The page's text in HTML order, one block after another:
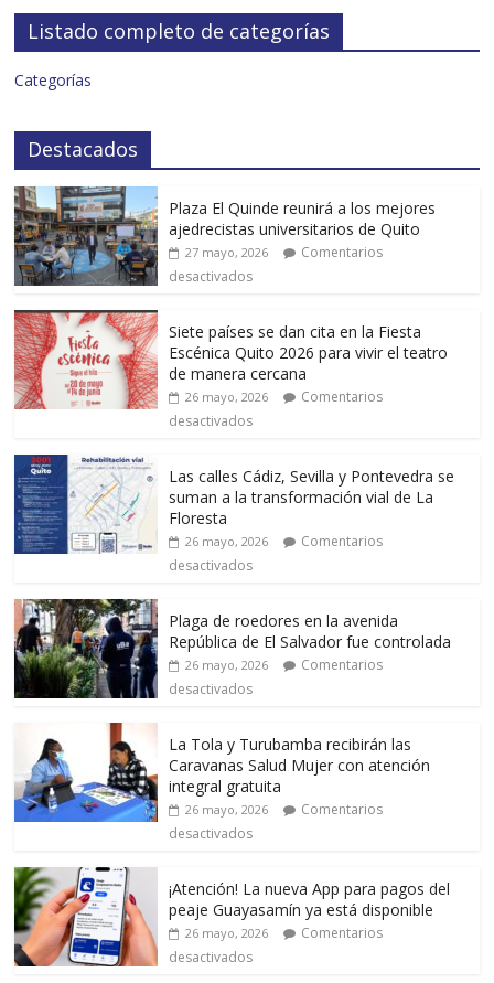
Listado completo de categorías
Categorías
Destacados
Plaza El Quinde reunirá a los mejores
ajedrecistas universitarios de Quito
27 mayo, 2026
Comentarios
desactivados
Siete países se dan cita en la Fiesta
Escénica Quito 2026 para vivir el teatro
de manera cercana
26 mayo, 2026
Comentarios
desactivados
Las calles Cádiz, Sevilla y Pontevedra se
suman a la transformación vial de La
Floresta
26 mayo, 2026
Comentarios
desactivados
Plaga de roedores en la avenida
República de El Salvador fue controlada
26 mayo, 2026
Comentarios
desactivados
La Tola y Turubamba recibirán las
Caravanas Salud Mujer con atención
integral gratuita
26 mayo, 2026
Comentarios
desactivados
¡Atención! La nueva App para pagos del
peaje Guayasamín ya está disponible
26 mayo, 2026
Comentarios
desactivados